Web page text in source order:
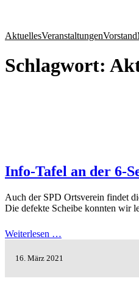
springen
AktuellesVeranstaltungenVorstand
Schlagwort:
Info-Tafel an der 6-
Auch der SPD Ortsverein findet
Die defekte Scheibe konnten wir
Weiterlesen …
16. März 2021